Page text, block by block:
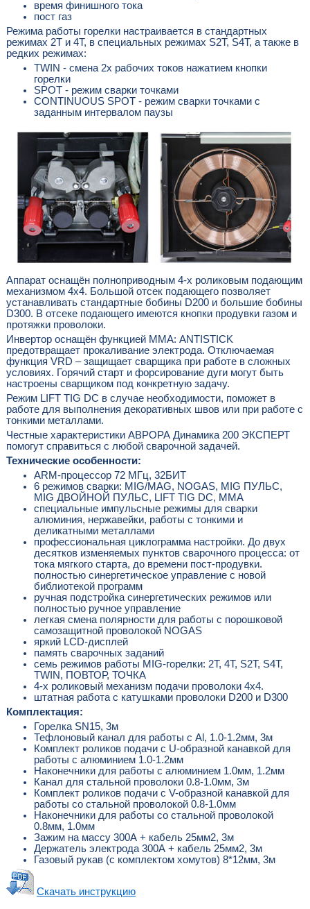
время финишного тока
пост газ
Режима работы горелки настраивается в стандартных
режимах 2Т и 4Т, в специальных режимах S2T, S4T, а также в
редких режимах:
TWIN - смена 2х рабочих токов нажатием кнопки
горелки
SPOT - режим сварки точками
CONTINUOUS SPOT - режим сварки точками с
заданным интервалом паузы
Аппарат оснащён полноприводным 4-х роликовым подающим
механизмом 4x4. Большой отсек подающего позволяет
устанавливать стандартные бобины D200 и большие бобины
D300. В отсеке подающего имеются кнопки продувки газом и
протяжки проволоки.
Инвертор оснащён функцией ММА: ANTISTICK
предотвращает прокаливание электрода. Отключаемая
функция VRD – защищает сварщика при работе в сложных
условиях. Горячий старт и форсирование дуги могут быть
настроены сварщиком под конкретную задачу.
Режим LIFT TIG DC в случае необходимости, поможет в
работе для выполнения декоративных швов или при работе с
тонкими металлами.
Честные характеристики АВРОРА Динамика 200 ЭКСПЕРТ
помогут справиться с любой сварочной задачей.
Технические особенности:
ARM-процессор 72 МГц, 32БИТ
6 режимов сварки: MIG/MAG, NOGAS, MIG ПУЛЬС,
MIG ДВОЙНОЙ ПУЛЬС, LIFT TIG DC, MMA
специальные импульсные режимы для сварки
алюминия, нержавейки, работы с тонкими и
деликатными металлами
профессиональная циклограмма настройки. До двух
десятков изменяемых пунктов сварочного процесса: от
тока мягкого старта, до времени пост-продувки.
полностью синергетическое управление с новой
библиотекой программ
ручная подстройка синергетических режимов или
полностью ручное управление
легкая смена полярности для работы с порошковой
самозащитной проволокой NOGAS
яркий LCD-дисплей
память сварочных заданий
семь режимов работы MIG-горелки: 2Т, 4Т, S2T, S4T,
TWIN, ПОВТОР, ТОЧКА
4-х роликовый механизм подачи проволоки 4x4.
штатная работа с катушками проволоки D200 и D300
Комплектация:
Горелка SN15, 3м
Тефлоновый канал для работы с Al, 1.0-1.2мм, 3м
Комплект роликов подачи с U-образной канавкой для
работы с алюминием 1.0-1.2мм
Наконечники для работы с алюминием 1.0мм, 1.2мм
Канал для стальной проволоки 0.8-1.0мм, 3м
Комплект роликов подачи с V-образной канавкой для
работы со стальной проволокой 0.8-1.0мм
Наконечники для работы со стальной проволокой
0.8мм, 1.0мм
Зажим на массу 300А + кабель 25мм2, 3м
Держатель электрода 300А + кабель 25мм2, 3м
Газовый рукав (с комплектом хомутов) 8*12мм, 3м
Скачать инструкцию